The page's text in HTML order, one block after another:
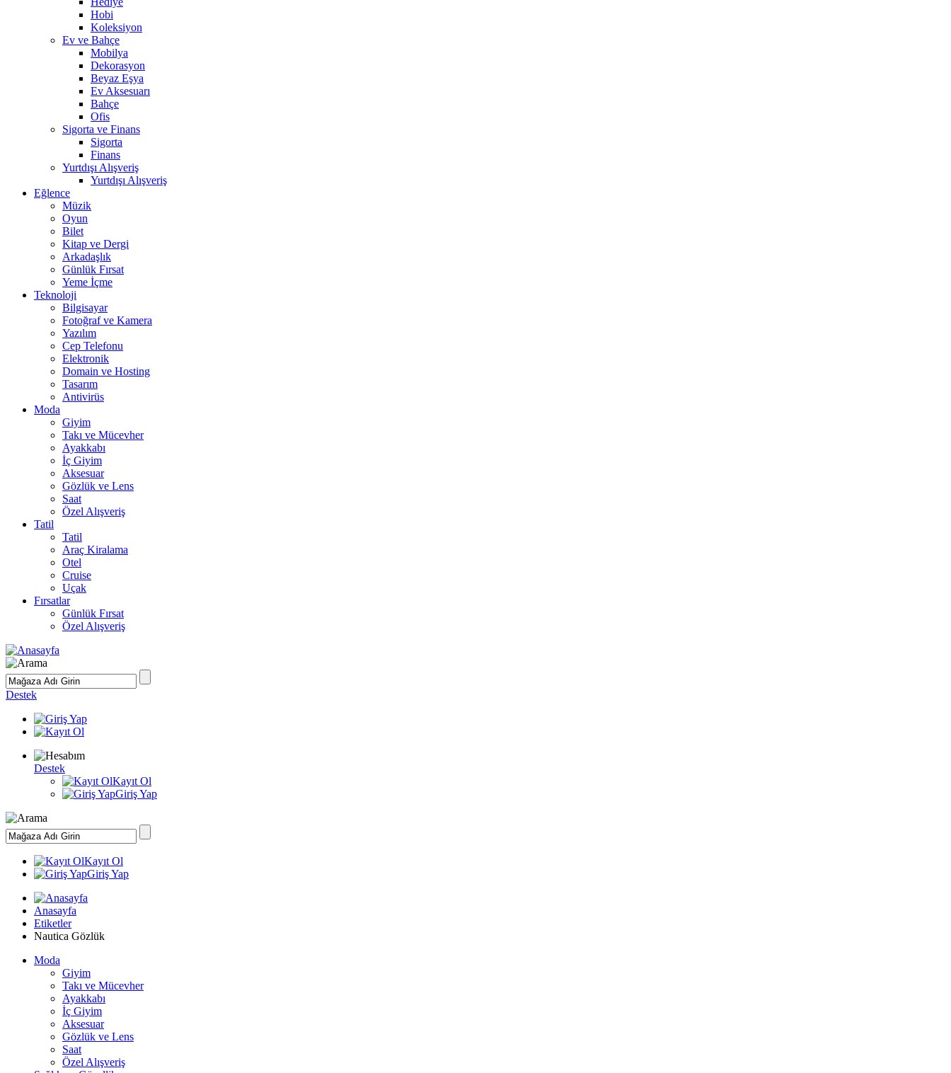
Hobi
Koleksiyon
Ev ve Bahçe
Mobilya
Dekorasyon
Beyaz Eşya
Ev Aksesuarı
Bahçe
Ofis
Sigorta ve Finans
Sigorta
Finans
Yurtdışı Alışveriş
Yurtdışı Alışveriş
Eğlence
Müzik
Oyun
Bilet
Kitap ve Dergi
Arkadaşlık
Günlük Fırsat
Yeme İçme
Teknoloji
Bilgisayar
Fotoğraf ve Kamera
Yazılım
Cep Telefonu
Elektronik
Domain ve Hosting
Tasarım
Antivirüs
Moda
Giyim
Takı ve Mücevher
Ayakkabı
İç Giyim
Aksesuar
Gözlük ve Lens
Saat
Özel Alışveriş
Tatil
Tatil
Araç Kiralama
Otel
Cruise
Uçak
Fırsatlar
Günlük Fırsat
Özel Alışveriş
Destek
Destek
Kayıt Ol
Giriş Yap
Kayıt Ol
Giriş Yap
Anasayfa
Etiketler
Nautica Gözlük
Moda
Giyim
Takı ve Mücevher
Ayakkabı
İç Giyim
Aksesuar
Gözlük ve Lens
Saat
Özel Alışveriş